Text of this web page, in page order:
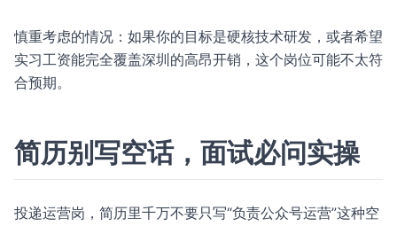
慎重考虑的情况：如果你的目标是硬核技术研发，或者希望
实习工资能完全覆盖深圳的高昂开销，这个岗位可能不太符
合预期。
简历别写空话，面试必问实操
投递运营岗，简历里千万不要只写“负责公众号运营”这种空